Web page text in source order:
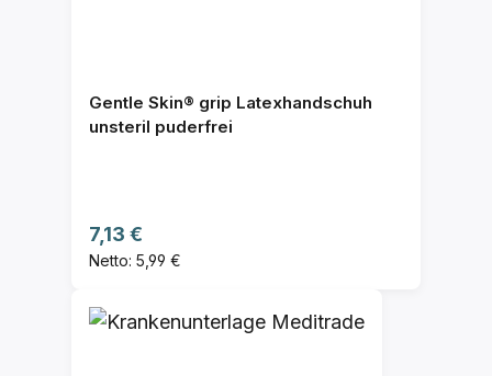
Gentle Skin® grip Latexhandschuh
unsteril puderfrei
Regulärer Preis:
7,13 €
Netto: 5,99 €